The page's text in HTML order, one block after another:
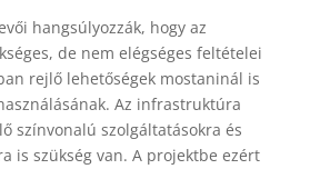
hangsúlyozzák, hogy az
de nem elégséges feltételei
rejlő lehetőségek mostaninál is
Az infrastruktúra
színvonalú szolgáltatásokra és
is szükség van. A projektbe ezért